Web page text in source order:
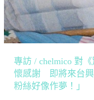
專訪 / chelmico 對
懷感謝 即將來台興
粉絲好像作夢！」